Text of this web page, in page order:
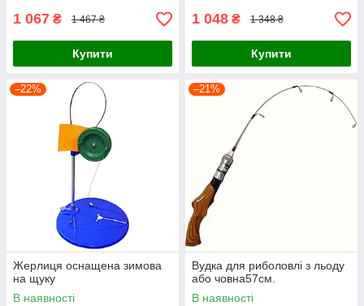
1 067 ₴ 1 467 ₴
Купити
1 048 ₴ 1 348 ₴
Купити
–22%
Жерлиця оснащена зимова
на щуку
В наявності
–21%
Вудка для риболовлі з льоду
або човна57см.
В наявності